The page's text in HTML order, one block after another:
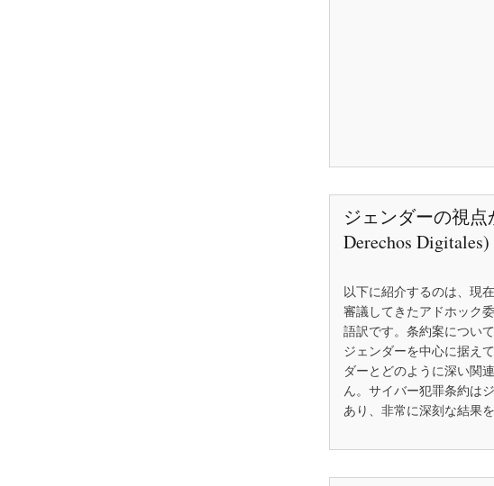
ジェンダーの視点
Derechos Digitales)
以下に紹介するのは、現
審議してきたアドホック
語訳です。条約案につい
ジェンダーを中心に据え
ダーとどのように深い関
ん。サイバー犯罪条約は
あり、非常に深刻な結果